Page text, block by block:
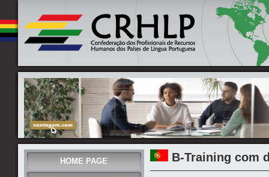
HOME PAGE B-Training com